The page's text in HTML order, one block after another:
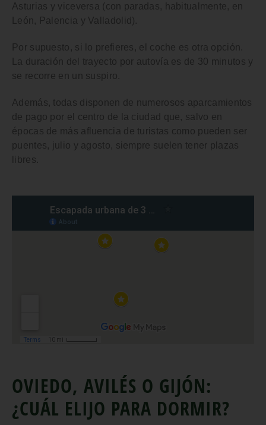
Asturias y viceversa (con paradas, habitualmente, en
León, Palencia y Valladolid).
Por supuesto, si lo prefieres, el coche es otra opción .
La duración del trayecto por autovía es de 30 minutos y
se recorre en un suspiro.
Además, todas disponen de
numerosos aparcamientos
de pago por el centro de la ciudad
que, salvo en
épocas de más afluencia de turistas como pueden ser
puentes, julio y agosto, siempre suelen tener plazas
libres.
OVIEDO, AVILÉS O GIJÓN:
¿CUÁL ELIJO PARA DORMIR?